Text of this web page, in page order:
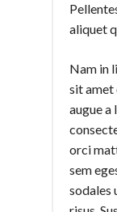
aliquet
Nam in
sit amet
augue a
orci
sem
sodales